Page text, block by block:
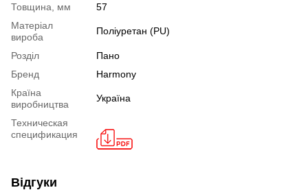
Товщина, мм
57
Mатеріал
вироба
Поліуретан (PU)
Розділ
Пано
Бренд
Harmony
Країна
виробництва
Україна
Техническая
спецификация
Відгуки